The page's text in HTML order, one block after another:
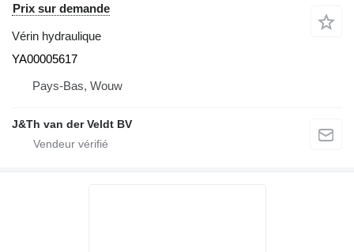
Prix sur demande
Vérin hydraulique
YA00005617
Pays-Bas, Wouw
J&Th van der Veldt BV